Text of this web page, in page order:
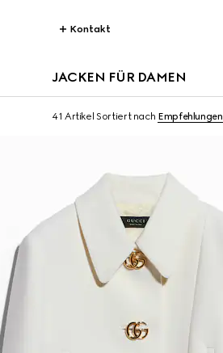
Kontakt
JACKEN FÜR DAMEN
41 Artikel Sortiert nach Empfehlungen